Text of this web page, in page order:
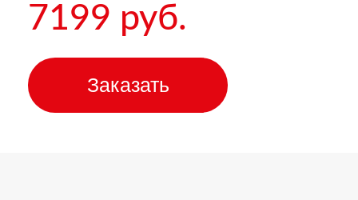
7199 руб.
Заказать